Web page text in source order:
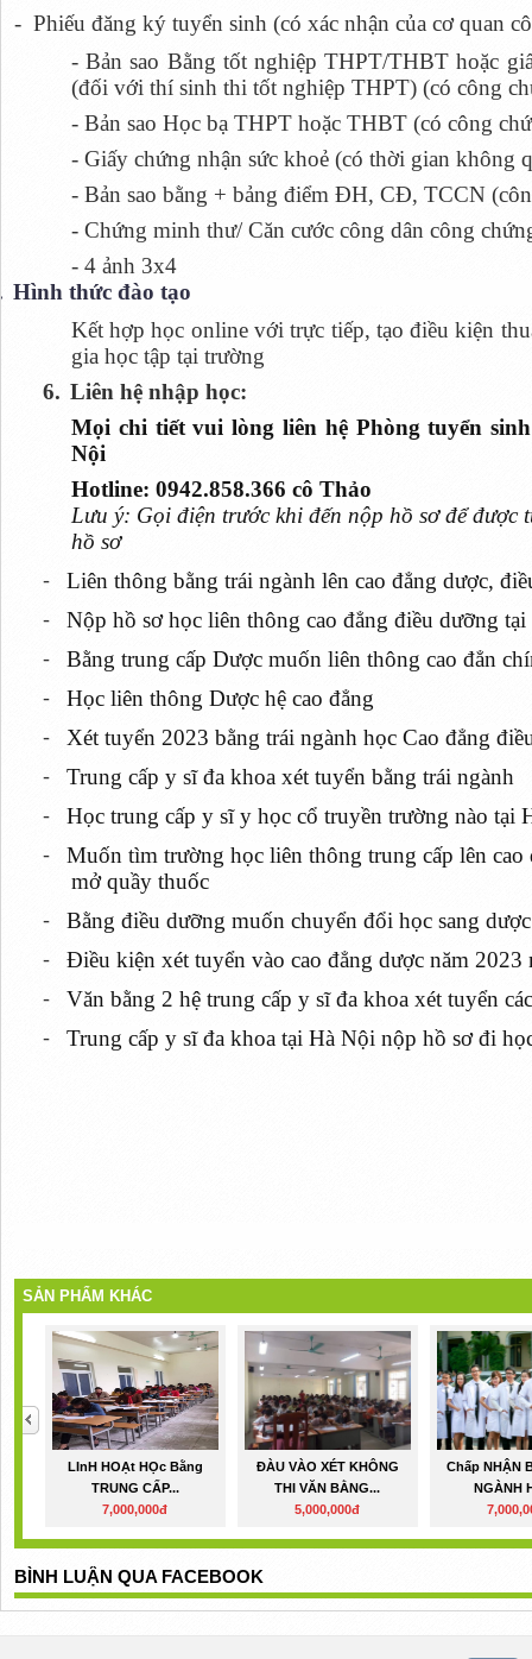
- Phiếu đăng ký tuyển sinh (có xác nhận của cơ quan
- Bản sao Bằng tốt nghiệp THPT/THBT hoặc
(đối với thí sinh thi tốt nghiệp THPT) (có công
- Bản sao Học bạ THPT hoặc THBT (có công
- Giấy chứng nhận sức khoẻ (có thời gian không
- Bản sao bằng + bảng điểm ĐH, CĐ, TCCN
- Chứng minh thư/ Căn cước công dân công
- 4 ảnh 3x4
Hình thức đào tạo
Kết hợp học online với trực tiếp, tạo điều kiện
gia học tập tại trường
6. Liên hệ nhập học:
Mọi chi tiết vui lòng liên hệ Phòng tuyển
Nội
Hotline: 0942.858.366 cô Thảo
Lưu ý: Gọi điện trước khi đến nộp hồ sơ để được
hồ sơ
- Liên thông bằng trái ngành lên cao đẳng dược,
- Nộp hồ sơ học liên thông cao đẳng điều dưỡng
- Bằng trung cấp Dược muốn liên thông cao đẳn
- Học liên thông Dược hệ cao đẳng
- Xét tuyển 2023 bằng trái ngành học Cao đẳng
- Trung cấp y sĩ đa khoa xét tuyển bằng trái ngành
- Học trung cấp y sĩ y học cổ truyền trường nào tại
-
Muốn tìm trường học liên thông trung cấp lên
mở quầy thuốc
- Bằng điều dưỡng muốn chuyển đổi học sang
- Điều kiện xét tuyển vào cao đẳng dược năm 2023
- Văn bằng 2 hệ trung cấp y sĩ đa khoa xét tuyển
- Trung cấp y sĩ đa khoa tại Hà Nội nộp hồ sơ đi
SẢN PHẨM KHÁC
LInH HOẠt HỌc Bằng
TRUNG CẤP...
7,000,000đ
ĐÀU VÀO XÉT KHÔNG
THI VĂN BẰNG...
5,000,000đ
Chấp NHẬN
NGÀNH
BÌNH LUẬN QUA FACEBOOK